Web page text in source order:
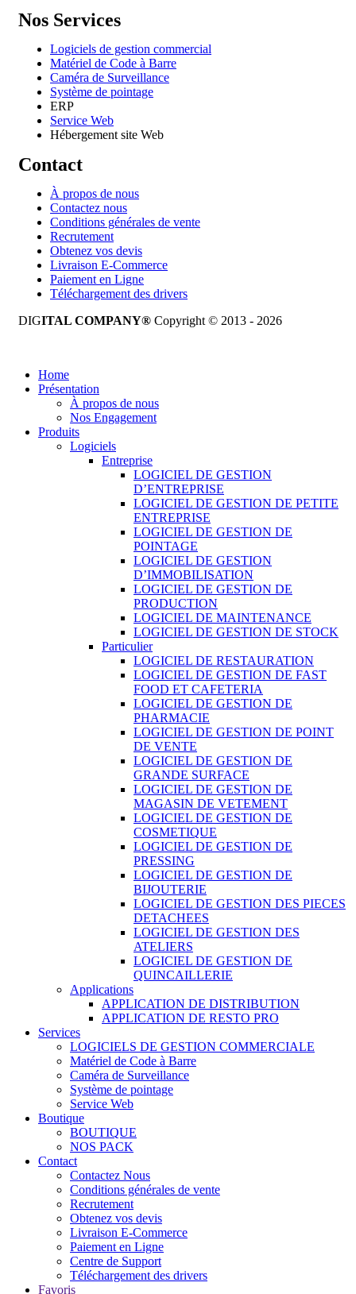
Nos Services
Logiciels de gestion commercial
Matériel de Code à Barre
Caméra de Surveillance
Système de pointage
ERP
Service Web
Hébergement site Web
Contact
À propos de nous
Contactez nous
Conditions générales de vente
Recrutement
Obtenez vos devis
Livraison E-Commerce
Paiement en Ligne
Téléchargement des drivers
DIGITAL COMPANY® Copyright © 2013 - 2026
Home
Présentation
À propos de nous
Nos Engagement
Produits
Logiciels
Entreprise
LOGICIEL DE GESTION
D’ENTREPRISE
LOGICIEL DE GESTION DE PETITE
ENTREPRISE
LOGICIEL DE GESTION DE
POINTAGE
LOGICIEL DE GESTION
D’IMMOBILISATION
LOGICIEL DE GESTION DE
PRODUCTION
LOGICIEL DE MAINTENANCE
LOGICIEL DE GESTION DE STOCK
Particulier
LOGICIEL DE RESTAURATION
LOGICIEL DE GESTION DE FAST
FOOD ET CAFETERIA
LOGICIEL DE GESTION DE
PHARMACIE
LOGICIEL DE GESTION DE POINT
DE VENTE
LOGICIEL DE GESTION DE
GRANDE SURFACE
LOGICIEL DE GESTION DE
MAGASIN DE VETEMENT
LOGICIEL DE GESTION DE
COSMETIQUE
LOGICIEL DE GESTION DE
PRESSING
LOGICIEL DE GESTION DE
BIJOUTERIE
LOGICIEL DE GESTION DES PIECES
DETACHEES
LOGICIEL DE GESTION DES
ATELIERS
LOGICIEL DE GESTION DE
QUINCAILLERIE
Applications
APPLICATION DE DISTRIBUTION
APPLICATION DE RESTO PRO
Services
LOGICIELS DE GESTION COMMERCIALE
Matériel de Code à Barre
Caméra de Surveillance
Système de pointage
Service Web
Boutique
BOUTIQUE
NOS PACK
Contact
Contactez Nous
Conditions générales de vente
Recrutement
Obtenez vos devis
Livraison E-Commerce
Paiement en Ligne
Centre de Support
Téléchargement des drivers
Favoris